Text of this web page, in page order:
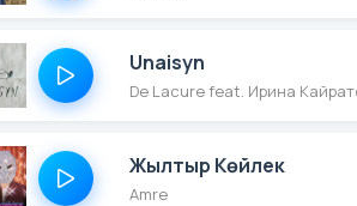
Unaisyn
De Lacure feat. Ирина
Жылтыр Көйлек
Amre